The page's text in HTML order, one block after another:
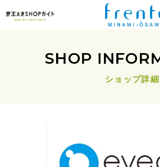
SHOP
ショップ詳細